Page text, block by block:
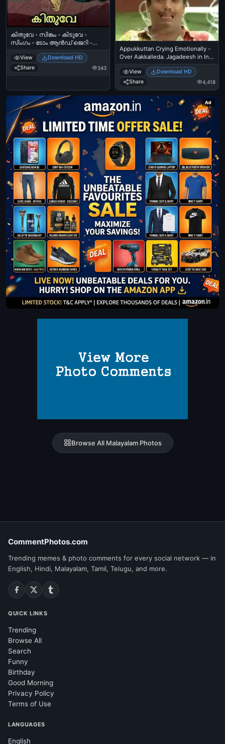
കിതുവേ - സിങ്കം - കിടുവേ -
സിംഗം - ടോം ആന്‍ഡ്‌ ജെറി -
സൂര്യ - Kiduve - Kithuve -
Singham - Surya
View
Download HD
Share
343
Appukkuttan Crying Emotionally -
Over Aakkalleda. Jagadeesh in In
Harihar Nagar
View
Download HD
Share
4,418
Ad
Browse All Malayalam Photos
CommentPhotos.com
Trending memes & photo comments for every social network — in
English, Hindi, Malayalam, Tamil, Telugu, and more.
QUICK LINKS
Trending
Browse All
Search
Funny
Birthday
Good Morning
Privacy Policy
Terms of Use
LANGUAGES
English